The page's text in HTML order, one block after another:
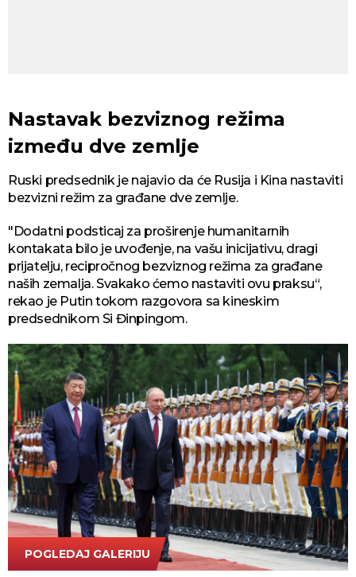
Nastavak bezviznog režima
između dve zemlje
Ruski predsednik je najavio da će Rusija i Kina nastaviti
bezvizni režim za građane dve zemlje.
"Dodatni podsticaj za proširenje humanitarnih
kontakata bilo je uvođenje, na vašu inicijativu, dragi
prijatelju, recipročnog bezviznog režima za građane
naših zemalja. Svakako ćemo nastaviti ovu praksu“,
rekao je Putin tokom razgovora sa kineskim
predsednikom Si Đinpingom.
POGLEDAJ GALERIJU